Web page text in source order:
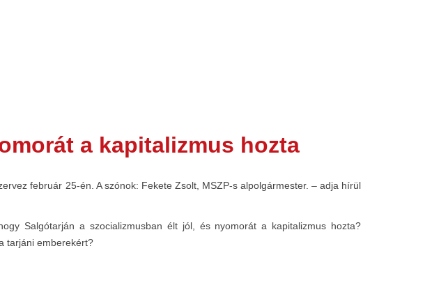
a kapitalizmus hozta
február 25-én. A szónok: Fekete Zsolt, MSZP-s alpolgármester. – adja hírül
Salgótarján a szocializmusban élt jól, és nyomorát a kapitalizmus hozta?
tarjáni emberekért?